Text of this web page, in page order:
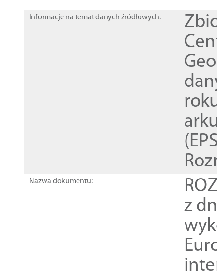
Informacje na temat danych źródłowych:
Nazwa dokumentu:
z